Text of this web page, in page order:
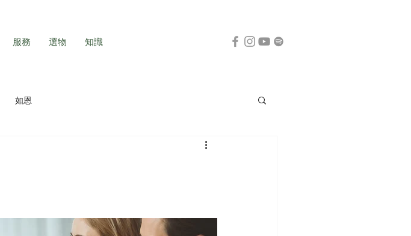
服務 選物 知識
如恩